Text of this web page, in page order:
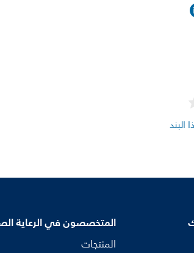
البند
المتخصصون في الرعاية
المنتجات